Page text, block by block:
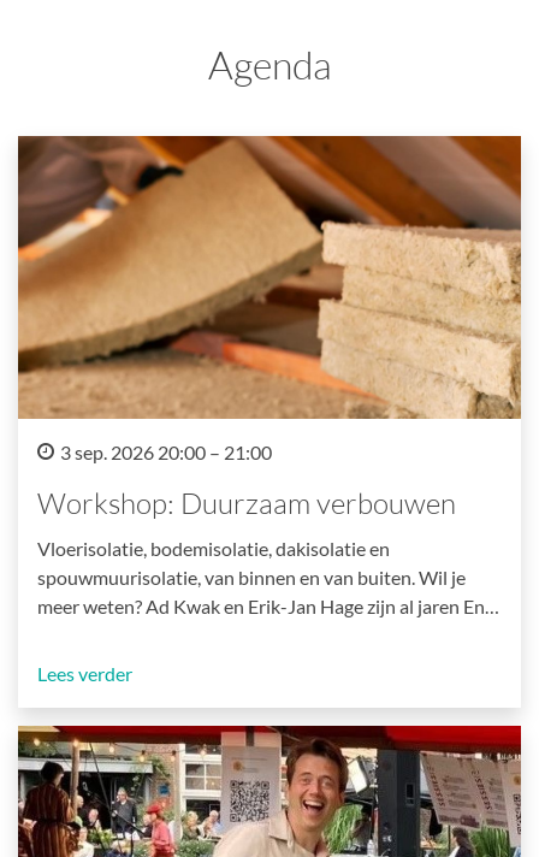
Agenda
3 sep. 2026 20:00 – 21:00
Workshop: Duurzaam verbouwen
Vloerisolatie, bodemisolatie, dakisolatie en
spouwmuurisolatie, van binnen en van buiten. Wil je
meer weten? Ad Kwak en Erik-Jan Hage zijn al jaren En…
Lees verder